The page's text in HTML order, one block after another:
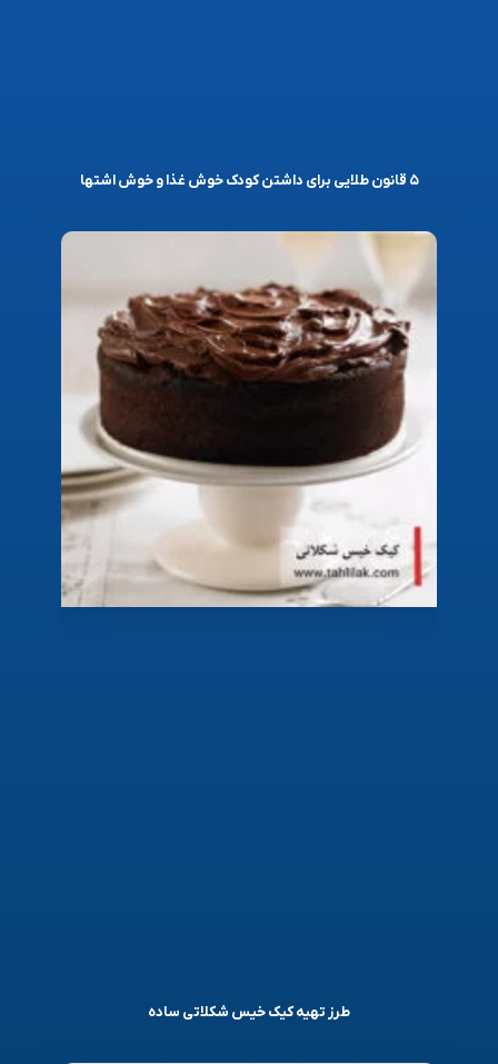
۵ قانون طلایی برای داشتن کودک خوش غذا و خوش اشتها
طرز تهیه کیک خیس شکلاتی ساده